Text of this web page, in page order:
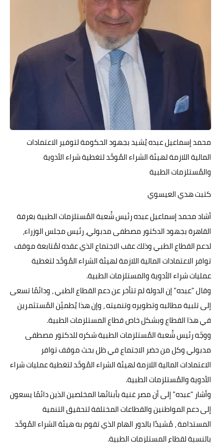
حوادث وقضايا
خدمات
الصحه والجمال
فن المطبخ
مقالات
محمد إسماعيل عبده يُشيد بجهود الحكومة لتوفير الاعتمادات
المالية اللازمة لهيئة الشراء المُوحَّد لتغطية شراء الأدوية
والمُستلزمات الطبية
كتبت هدي العيسوي
أشاد محمد إسماعيل عبده رئيس شُعبة المُستلزمات الطبية بغرفة
القاهرة بجهود الدكتور مصطفى مدبولي، رئيس مجلس الوزراء،
لدعم القطاع الطبي وذلك عقب الاجتماع الذي عقده لمُتابعة موقف
توافر الاعتمادات المالية اللازمة لهيئة الشراء المُوحَّد لتغطية
عمليات شراء الأدوية والمستلزمات الطبية.
وقال "عبده" إن الدولة لم تتأخر عن دعم القطاع الطبي ، ودائمًا تسعى
إلى تلبية مطالبه وتطويره وتنميته ، وإن هذا يُطمئِن المُستثمرين
في هذا القطاع وبشكل خاص قطاع المستلزمات الطبية.
ووجّه رئيس شُعبة المُستلزمات الطبية شكره للدكتور مصطفى
مدبولي وكل من حضر الاجتماع في ظل بحث موقف توافر
الاعتمادات المالية اللازمة لهيئة الشراء المُوحَّد لتغطية عمليات شراء
الأدوية والمُستلزمات الطبية.
وأشار "عبده" إلى أن مصر غنية بأبنائها المخلصين الذين دائمًا يسعون
إلى دعم المواطنين والقطاعات المختلفة لتحقيق التنمية
المستدامة ، مُشيدًا بالدور الهام الذي تقوم به هيئة الشراء المُوحَّد
بالنسبة لقطاع المستلزمات الطبية.